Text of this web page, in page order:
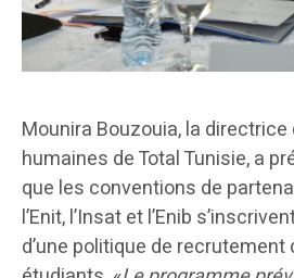
Mounira Bouzouia, la
humaines de Total Tunisie, a
que les conventions de
l’Enit, l’Insat et l’Enib
d’une politique de recrutement